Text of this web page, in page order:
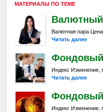
МАТЕРИАЛЫ ПО ТЕМЕ
Валютный
Валютная пара Цена
Читать далее
Фондовый
Индекс Изменение,
Читать далее
Фондовый
Индекс Изменение,